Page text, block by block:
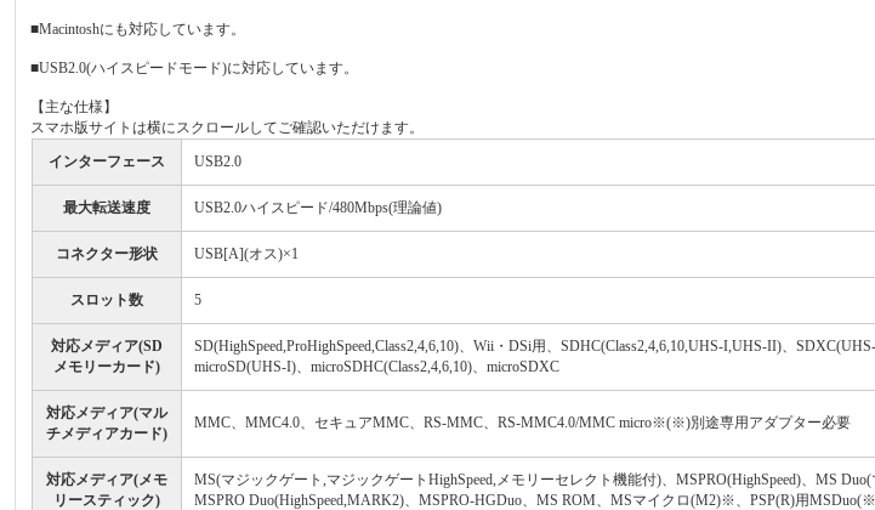
■Macintoshにも対応しています。
■USB2.0(ハイスピードモード)に対応しています。
【主な仕様】
スマホ版サイトは横にスクロールしてご確認いただけます。
インターフェース
USB2.0
最大転送速度 USB2.0ハイスピード/480Mbps(理論値)
コネクター形状 USB[A](オス)×1
スロット数 5
対応メディア(SD
メモリーカード)
SD(HighSpeed,ProHighSpeed,Class2,4,6,10)、Wii・DSi用、SDHC(Class2,4,6,10,UHS-I,UHS-II)、
microSD(UHS-I)、microSDHC(Class2,4,6,10)、microSDXC
対応メディア(マル
チメディアカード)
MMC、MMC4.0、セキュアMMC、RS-MMC、RS-MMC4.0/MMC micro※(※)別途専用アダプター必要
対応メディア(メモ
リースティック)
MS(マジックゲート,マジックゲートHighSpeed,メモリーセレクト機能付)、MSPRO(HighSpeed)、MS Duo(
MSPRO Duo(HighSpeed,MARK2)、MSPRO-HGDuo、MS ROM、MSマイクロ(M2)※、PSP(R)用